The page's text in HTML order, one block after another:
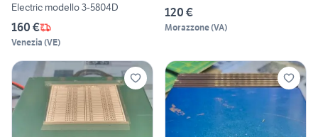
Electric modello 3-5804D
160 €
Venezia (VE)
120 €
Morazzone(VA)